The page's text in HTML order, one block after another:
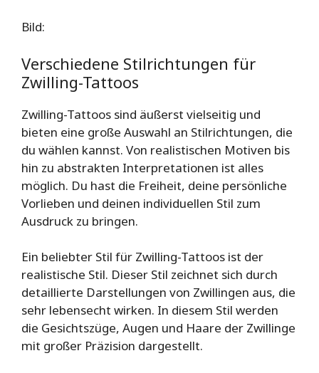
Bild:
Verschiedene Stilrichtungen für
Zwilling-Tattoos
Zwilling-Tattoos sind äußerst vielseitig und
bieten eine große Auswahl an Stilrichtungen, die
du wählen kannst. Von realistischen Motiven bis
hin zu abstrakten Interpretationen ist alles
möglich. Du hast die Freiheit, deine persönliche
Vorlieben und deinen individuellen Stil zum
Ausdruck zu bringen.
Ein beliebter Stil für Zwilling-Tattoos ist der
realistische Stil. Dieser Stil zeichnet sich durch
detaillierte Darstellungen von Zwillingen aus, die
sehr lebensecht wirken. In diesem Stil werden
die Gesichtszüge, Augen und Haare der Zwillinge
mit großer Präzision dargestellt.